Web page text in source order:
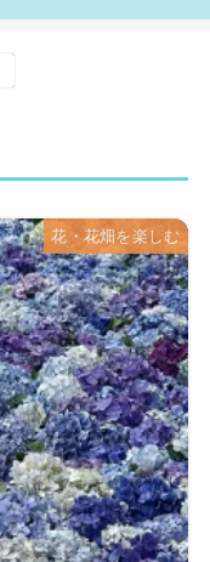
花・花畑を楽しむ